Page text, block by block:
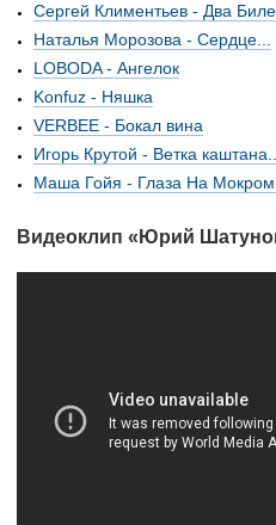
Сергей Климентьев - Два
Наталья Морозова - Сердце...
LOBODA - Ангелок
Konfuz - Няшка
VERBEE - Бокал вина
Игорь Крутой - Ветка каштана...
Маша Гойя - Глаза На
Видеоклип «Юрий